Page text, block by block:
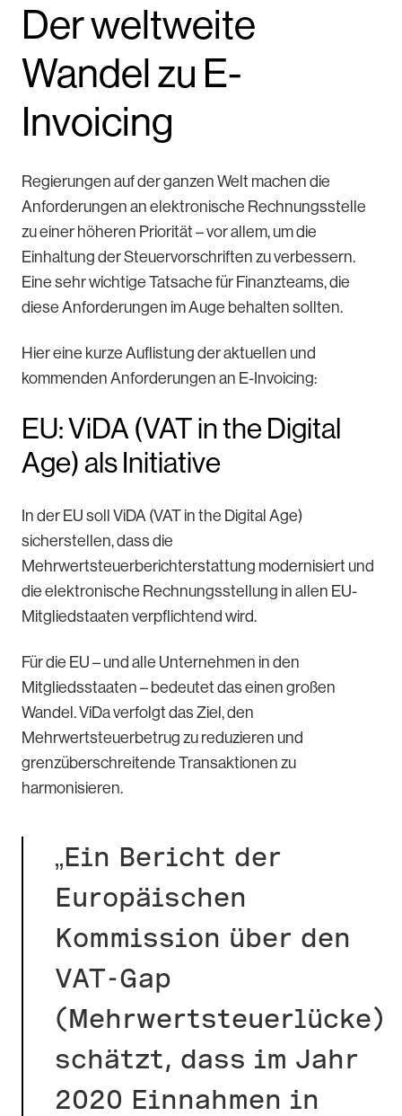
Der weltweite
Wandel zu E-
Invoicing
Regierungen auf der ganzen Welt machen die
Anforderungen an elektronische Rechnungsstelle
zu einer höheren Priorität – vor allem, um die
Einhaltung der Steuervorschriften zu verbessern.
Eine sehr wichtige Tatsache für Finanzteams, die
diese Anforderungen im Auge behalten sollten.
Hier eine kurze Auflistung der aktuellen und
kommenden Anforderungen an E-Invoicing:
EU: ViDA (VAT in the Digital
Age) als Initiative
In der EU soll ViDA (VAT in the Digital Age)
sicherstellen, dass die
Mehrwertsteuerberichterstattung modernisiert und
die elektronische Rechnungsstellung in allen EU-
Mitgliedstaaten verpflichtend wird.
Für die EU – und alle Unternehmen in den
Mitgliedsstaaten – bedeutet das einen großen
Wandel. ViDa verfolgt das Ziel, den
Mehrwertsteuerbetrug zu reduzieren und
grenzüberschreitende Transaktionen zu
harmonisieren.
„Ein Bericht der
Europäischen
Kommission über den
VAT-Gap
(Mehrwertsteuerlücke)
schätzt, dass im Jahr
2020 Einnahmen in